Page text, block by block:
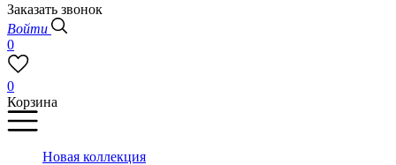
Заказать звонок
Войти
0
0
Корзина
Новая коллекция